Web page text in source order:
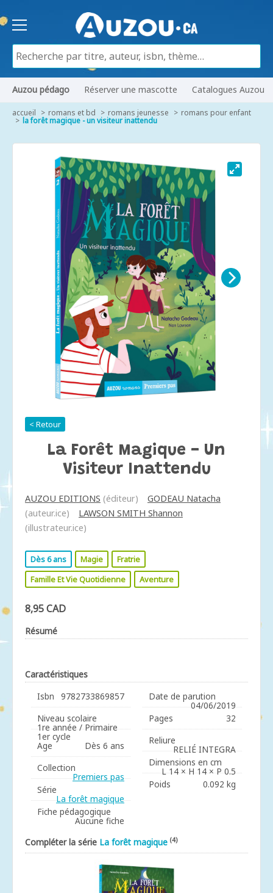
Auzou pédago Réserver une mascotte Catalogues Auzou
accueil romans et bd romans jeunesse romans pour enfant
la forêt magique - un visiteur inattendu
< Retour
La Forêt Magique - Un
Visiteur Inattendu
AUZOU EDITIONS (éditeur)
GODEAU Natacha
(auteur.ice)
LAWSON SMITH Shannon
(illustrateur.ice)
Dès 6 ans Magie
Fratrie
Famille Et Vie Quotidienne
Aventure
8,95 CAD
Résumé
Caractéristiques
Isbn
9782733869857
Niveau scolaire
1re année / Primaire
1er cycle
Age
Dès 6 ans
Collection
Premiers pas
Série
La forêt magique
Fiche pédagogique
Aucune fiche
Date de parution
04/06/2019
Pages
32
Reliure
RELIÉ INTEGRA
Dimensions en cm
L 14 × H 14 × P 0.5
Poids
0.092 kg
Compléter la série La forêt magique (4)